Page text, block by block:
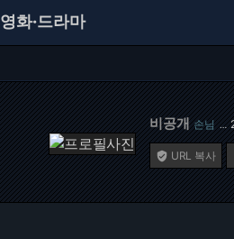
영화·드라마
비공개 손님 …
 URL 복사